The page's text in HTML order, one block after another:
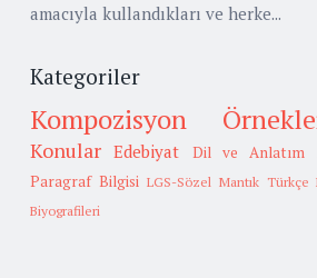
amacıyla kullandıkları ve herke...
Kategoriler
Kompozisyon
Konular Edebiyat Dil ve Anlatım
Paragraf Bilgisi LGS-Sözel Mantık Türkçe
Biyografileri